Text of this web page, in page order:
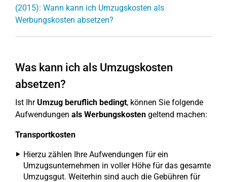
(2015): Wann kann ich Umzugskosten als
Werbungskosten absetzen?
Was kann ich als Umzugskosten
absetzen?
Ist IhrUmzug beruflich bedingt, können Sie folgende
Aufwendungen als Werbungskosten geltend machen:
Transportkosten
Hierzu zählen Ihre Aufwendungen für ein
Umzugsunternehmen in voller Höhe für das gesamte
Umzugsgut. Weiterhin sind auch die Gebühren für